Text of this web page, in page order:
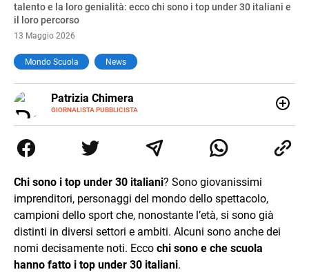
talento e la loro genialità: ecco chi sono i top under 30 italiani e
il loro percorso
13 Maggio 2026
Mondo Scuola News
Patrizia Chimera
GIORNALISTA PUBBLICISTA
E-
MAIL
LINKEDIN
collaborato con grandi gruppi editoriali e agenzie di
comunicazione specializzandosi nella scrittura di articoli
Chi sono i top under 30 italiani? Sono giovanissimi
imprenditori, personaggi del mondo dello spettacolo,
campioni dello sport che, nonostante l’età, si sono già
distinti in diversi settori e ambiti. Alcuni sono anche dei
nomi decisamente noti. Ecco chi sono e che scuola
hanno fatto i top under 30 italiani.